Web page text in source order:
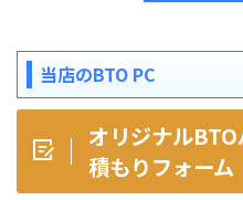
当店のBTO PC
オリジナル
積もりフォーム